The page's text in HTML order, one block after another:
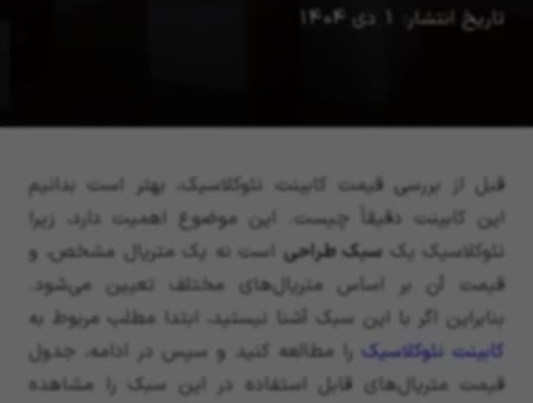
تاریخ انتشار: 1 دی 1404
قبل از بررسی قیمت کابینت نئوکلاسیک، بهتر است بدانیم
این کابینت دقیقاً چیست. این موضوع اهمیت دارد، زیرا
نئوکلاسیک یک سبک طراحی است نه یک متریال مشخص، و
قیمت آن بر اساس متریال‌های مختلف تعیین می‌شود.
بنابراین اگر با این سبک آشنا نیستید، ابتدا مطلب مربوط به
کابینت نئوکلاسیک را مطالعه کنید و سپس در ادامه، جدول
قیمت متریال‌های قابل استفاده در این سبک را مشاهده